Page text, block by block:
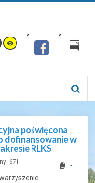
poświęcona
dofinansowanie w
RLKS
671